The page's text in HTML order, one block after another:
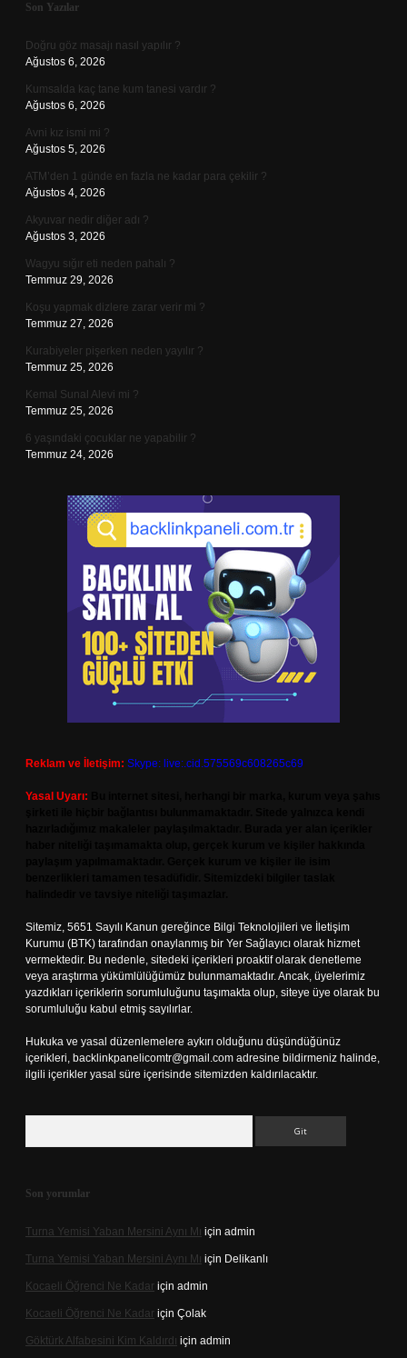
Sidebar
Son Yazılar
Doğru göz masajı nasıl yapılır ?
Ağustos 6, 2026
Kumsalda kaç tane kum tanesi vardır ?
Ağustos 6, 2026
Avni kız ismi mi ?
Ağustos 5, 2026
ATM’den 1 günde en fazla ne kadar para çekilir ?
Ağustos 4, 2026
Akyuvar nedir diğer adı ?
Ağustos 3, 2026
Wagyu sığır eti neden pahalı ?
Temmuz 29, 2026
Koşu yapmak dizlere zarar verir mi ?
Temmuz 27, 2026
Kurabiyeler pişerken neden yayılır ?
Temmuz 25, 2026
Kemal Sunal Alevi mi ?
Temmuz 25, 2026
6 yaşındaki çocuklar ne yapabilir ?
Temmuz 24, 2026
Reklam ve İletişim: Skype: live:.cid.575569c608265c69
Yasal Uyarı:
Sitemiz, 5651 Sayılı Kanun gereğince Bilgi Teknolojileri ve İletişim
Kurumu (BTK) tarafından onaylanmış bir Yer Sağlayıcı olarak hizmet
vermektedir. Bu nedenle, sitedeki içerikleri proaktif olarak denetleme
veya araştırma yükümlülüğümüz bulunmamaktadır. Ancak, üyelerimiz
yazdıkları içeriklerin sorumluluğunu taşımakta olup, siteye üye olarak bu
sorumluluğu kabul etmiş sayılırlar.
Hukuka ve yasal düzenlemelere aykırı olduğunu düşündüğünüz
içerikleri, backlinkpanelicomtr@gmail.com adresine bildirmeniz halinde,
ilgili içerikler yasal süre içerisinde sitemizden kaldırılacaktır.
Son yorumlar
Turna Yemisi Yaban Mersini Aynı Mı için admin
Turna Yemisi Yaban Mersini Aynı Mı için Delikanlı
Kocaeli Öğrenci Ne Kadar için admin
Kocaeli Öğrenci Ne Kadar için Çolak
Göktürk Alfabesini Kim Kaldırdı için admin